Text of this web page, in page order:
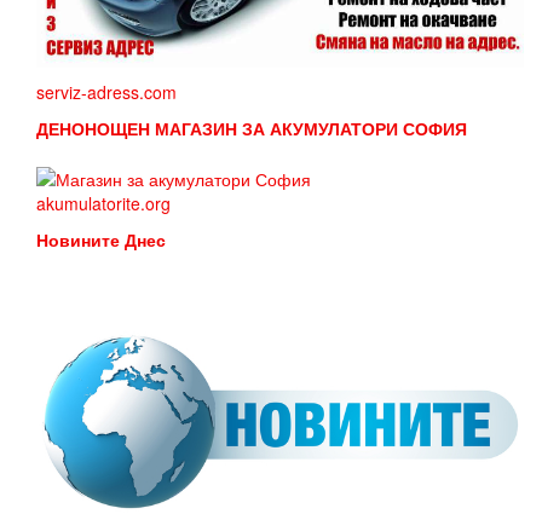
serviz-adress.com
ДЕНОНОЩЕН МАГАЗИН ЗА АКУМУЛАТОРИ СОФИЯ
akumulatorite.org
Новините Днес